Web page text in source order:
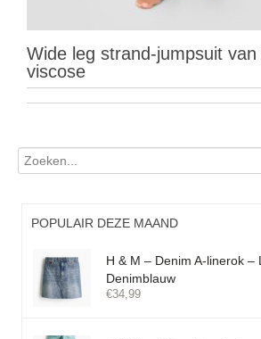
Wide leg strand-jumpsuit
viscose
POPULAIR DEZE MAAND
H & M – Denim A-linerok –
Denimblauw
€34,99